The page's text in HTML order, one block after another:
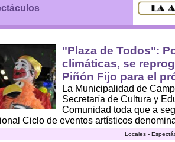
"Plaza de Todos":
climáticas, se
Piñón Fijo para el
La Municipalidad de
Secretaría de Cultura y
Comunidad toda que a
Ciclo de eventos artísticos
Locales -